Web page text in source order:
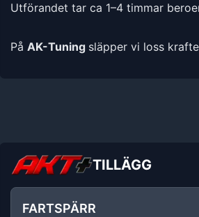
Utförandet tar ca 1–4 timmar
På AK-Tuning släpper vi loss
TILLÄGG
FARTSPÄRR